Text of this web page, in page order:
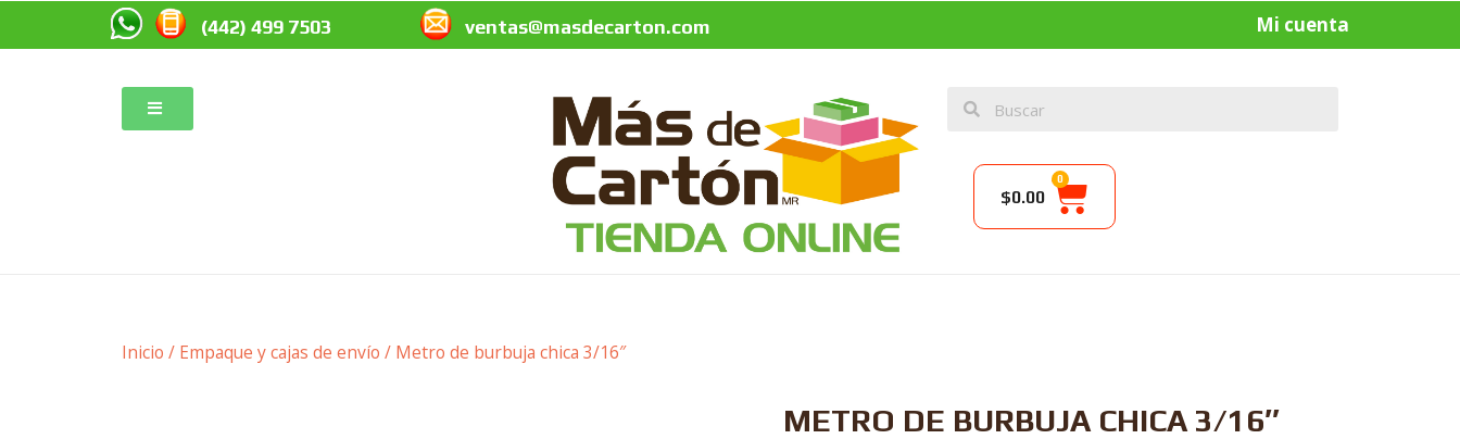
(442) 499 7503 ventas@masdecarton.com Mi cuenta
$0.00
0
Inicio / Empaque y cajas de envío / Metro de burbuja chica 3/16″
METRO DE BURBUJA CHICA 3/16″